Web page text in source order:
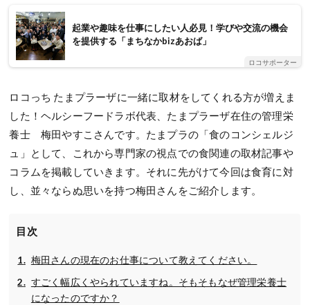
起業や趣味を仕事にしたい人必見！学びや交流の機会
を提供する「まちなかbizあおば」
ロコサポーター
ロコっち たまプラーザに一緒に取材をしてくれる方が増えま
した！ヘルシーフードラボ代表、たまプラーザ在住の管理栄
養士 梅田やすこさんです。たまプラの「食のコンシェルジ
ュ」として、これから専門家の視点での食関連の取材記事や
コラムを掲載していきます。それに先がけて今回は食育に対
し、並々ならぬ思いを持つ梅田さんをご紹介します。
目次
梅田さんの現在のお仕事について教えてください。
すごく幅広くやられていますね。そもそもなぜ管理栄養士
になったのですか？